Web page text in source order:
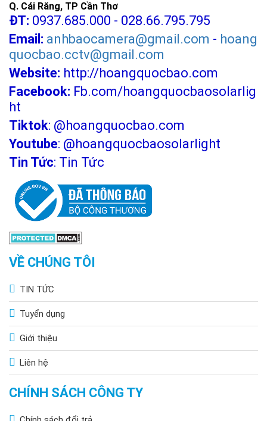
Q. Cái Răng, TP Cần Thơ
ĐT: 0937.685.000 - 028.66.795.795
Email: anhbaocamera@gmail.com - hoang
quocbao.cctv@gmail.com
Website: http://hoangquocbao.com
Facebook: Fb.com/hoangquocbaosolarlig
ht
Tiktok: @hoangquocbao.com
Youtube: @hoangquocbaosolarlight
Tin Tức: Tin Tức
VỀ CHÚNG TÔI
TIN TỨC
Tuyển dụng
Giới thiệu
Liên hệ
CHÍNH SÁCH CÔNG TY